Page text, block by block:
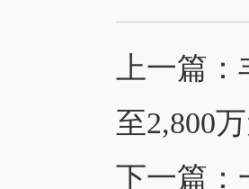
上一篇：
至2,800
下一篇：